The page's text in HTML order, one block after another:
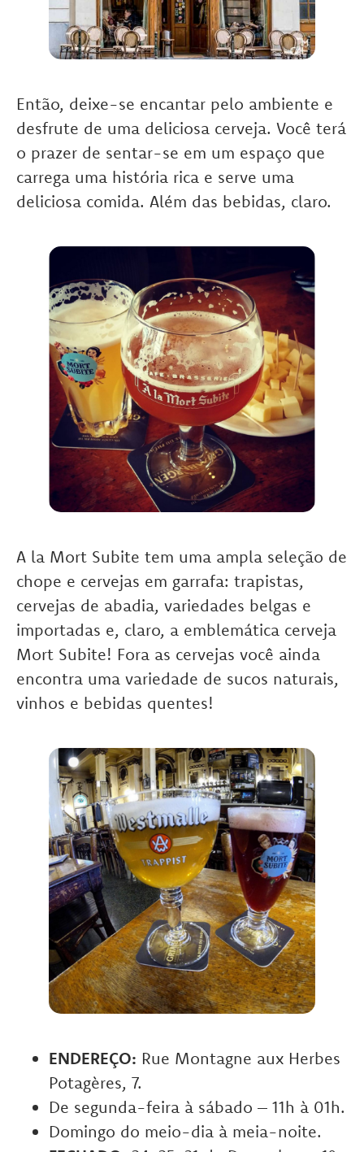
Então, deixe-se encantar pelo ambiente e
desfrute de uma deliciosa cerveja. Você terá
o prazer de sentar-se em um espaço que
carrega uma história rica e serve uma
deliciosa comida. Além das bebidas, claro.
A la Mort Subite tem uma ampla seleção de
chope e cervejas em garrafa: trapistas,
cervejas de abadia, variedades belgas e
importadas e, claro, a emblemática cerveja
Mort Subite! Fora as cervejas você ainda
encontra uma variedade de sucos naturais,
vinhos e bebidas quentes!
ENDEREÇO: Rue Montagne aux Herbes
Potagères, 7.
De segunda-feira à sábado – 11h à 01h.
Domingo do meio-dia à meia-noite.